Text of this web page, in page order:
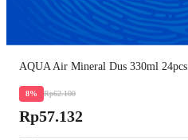
AQUA Air Mineral Dus 330ml 24pcs
8% Rp62.100
Rp57.132